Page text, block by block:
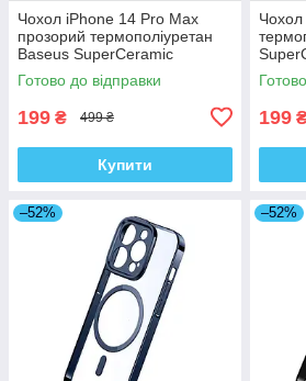
Чохол iPhone 14 Pro Max
прозорий термополіуретан
Baseus SuperCeramic
ARCJ010102 kr
Готово до відправки
199 ₴ 499 ₴
Купити
199
–52% –52%